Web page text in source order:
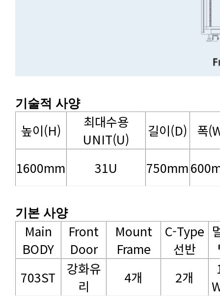
기술적 사양
높이(H) UNIT(U) 길이(D) 폭
1600mm 31U 750mm
기본 사양
BODY Door Frame 선반
703ST
리 4개 2개